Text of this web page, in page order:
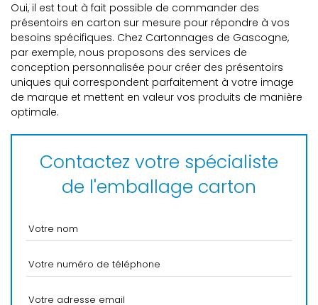
Oui, il est tout à fait possible de commander des
présentoirs en carton sur mesure pour répondre à vos
besoins spécifiques. Chez Cartonnages de Gascogne,
par exemple, nous proposons des services de
conception personnalisée pour créer des présentoirs
uniques qui correspondent parfaitement à votre image
de marque et mettent en valeur vos produits de manière
optimale.
Contactez votre spécialiste
de l'emballage carton